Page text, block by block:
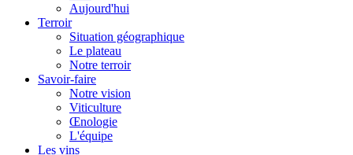
Aujourd'hui
Terroir
Situation géographique
Le plateau
Notre terroir
Savoir-faire
Notre vision
Viticulture
Œnologie
L'équipe
Les vins